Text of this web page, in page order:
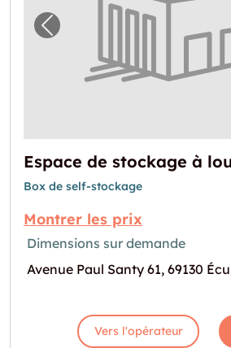
Image précédente pour
Espace de stockage à
Box de self-stockage
Montrer les prix
Dimensions sur demande
Avenue Paul Santy 61, 69130
Vers l'opérateur